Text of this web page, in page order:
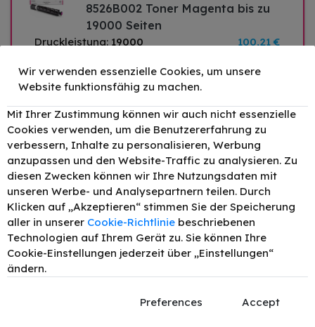
8526B002 Toner Magenta bis zu
19000 Seiten
Druckleistung: 19000 100,21 €
Original Canon C-EXV49 /
8527B002 Toner Gelb bis zu 19000
Seiten
Druckleistung: 19000 100,21 €
– +
Original Canon C-EXV49 MCVP
Toner Schwarz
401,59 € – +
8528B003 Bildtrommel (Drum-Unit)
Wir verwenden essenzielle Cookies, um unsere
Website funktionsfähig zu machen.
Mit Ihrer Zustimmung können wir auch nicht essenzielle
Cookies verwenden, um die Benutzererfahrung zu
verbessern, Inhalte zu personalisieren, Werbung
anzupassen und den Website-Traffic zu analysieren. Zu
diesen Zwecken können wir Ihre Nutzungsdaten mit
unseren Werbe- und Analysepartnern teilen. Durch
Klicken auf „Akzeptieren“ stimmen Sie der Speicherung
aller in unserer Cookie-Richtlinie beschriebenen
Technologien auf Ihrem Gerät zu. Sie können Ihre
Cookie-Einstellungen jederzeit über „Einstellungen“
ändern.
Preferences Accept